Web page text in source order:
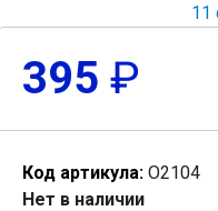
395 ₽
Код артикула: О2104
Нет в наличии